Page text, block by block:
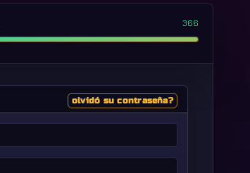
366
olvidó su contraseña?